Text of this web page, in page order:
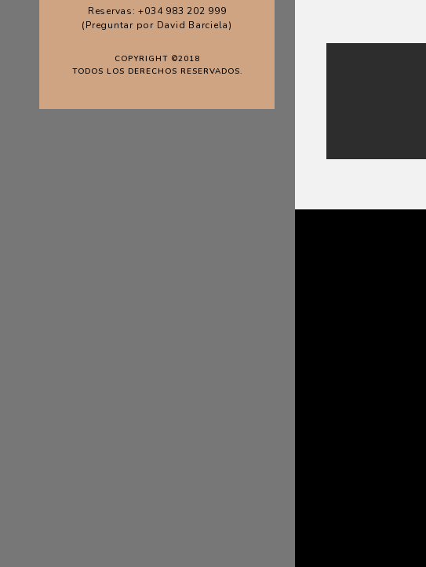
Reservas: +034 983 202 999
(Preguntar por David Barciela)
COPYRIGHT ©2018
TODOS LOS DERECHOS RESERVADOS.